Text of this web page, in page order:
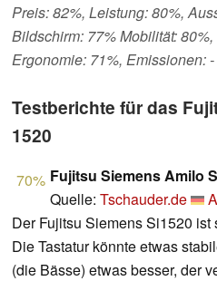
Preis: 82%, Leistung: 80%,
Bildschirm: 77% Mobilität:
Ergonomie: 71%, Emissionen:
Testberichte für das
1520
70% Fujitsu Siemens Amilo
Quelle: Tschauder.de
Der Fujitsu Siemens Si1520
Die Tastatur könnte etwas
(die Bässe) etwas besser, der